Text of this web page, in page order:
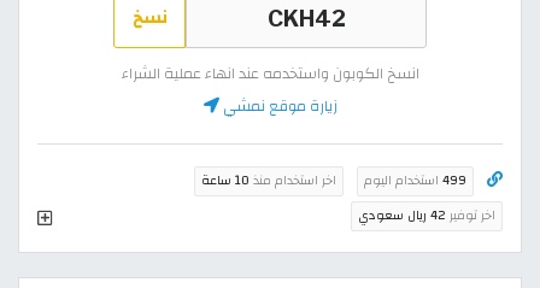
نسخ
انسخ الكوبون واستخدمه عند انهاء عملية الشراء
زيارة موقع نمشي
499 استخدام اليوم اخر استخدام منذ 10 ساعة
اخر توفير 42 ريال سعودي